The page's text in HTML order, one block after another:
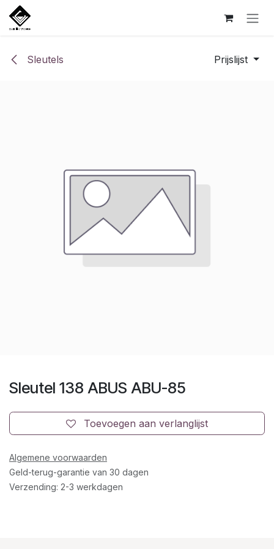
Overslaan naar inhoud
Sleutels Prijslijst
Sleutel 138 ABUS ABU-85
Toevoegen aan verlanglijst
Algemene voorwaarden
Geld-terug-garantie van 30 dagen
Verzending: 2-3 werkdagen